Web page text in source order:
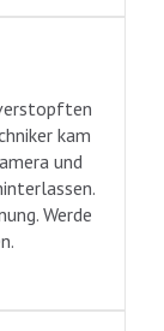
kam
und
Werde